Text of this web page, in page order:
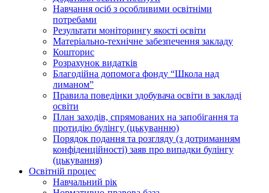
Навчання осіб з особливими освітніми
потребами
Результати моніторингу якості освіти
Матеріально-технічне забезпечення закладу
Кошторис
Розрахунок видатків
Благодійна допомога фонду “Школа над
лиманом”
Правила поведінки здобувача освіти в закладі
освіти
План заходів, спрямованих на запобігання та
протидію булінгу (цькуванню)
Порядок подання та розгляду (з дотриманням
конфіденційності) заяв про випадки булінгу
(цькування)
Освітній процес
Навчальний рік